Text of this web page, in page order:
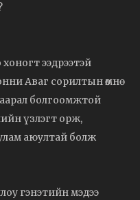
ээдрээтэй
Аваг сорилтын өмнө
болгоомжтой
үзлэгт орж,
аюултай болж
гэнэтийн мэдээ